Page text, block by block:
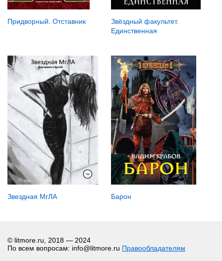
Придворный. Отставник
Звёздный факультет.
Единственная
Звездная МгЛА Барон
© litmore.ru, 2018 — 2024
По всем вопросам: info@litmore.ru Правообладателям